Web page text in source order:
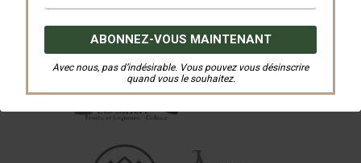
Avec nous, pas d’indésirable. Vous pouvez vous désinscrire
quand vous le souhaitez.